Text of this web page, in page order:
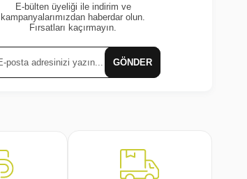
E-bülten üyeliği ile indirim ve
kampanyalarımızdan haberdar olun.
Fırsatları kaçırmayın.
GÖNDER